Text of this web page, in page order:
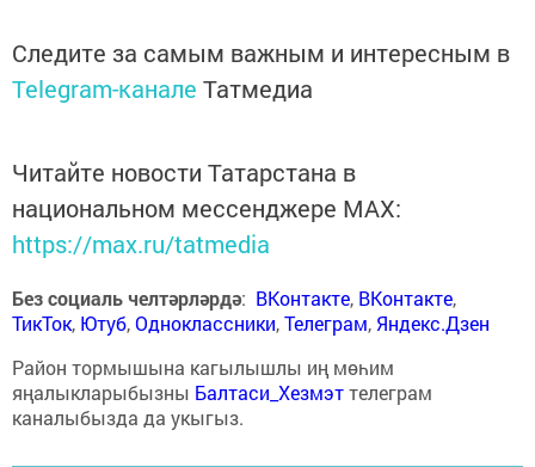
Следите за самым важным и интересным в
Telegram-канале Татмедиа
Читайте новости Татарстана в
национальном мессенджере MАХ:
https://max.ru/tatmedia
Без социаль челтәрләрдә: ВКонтакте, ВКонтакте,
ТикТок, Ютуб,Одноклассники,Телеграм, Яндекс.Дзен
Район тормышына кагылышлы иң мөһим
яңалыкларыбызны Балтаси_Хезмэттелеграм
каналыбызда да укыгыз.